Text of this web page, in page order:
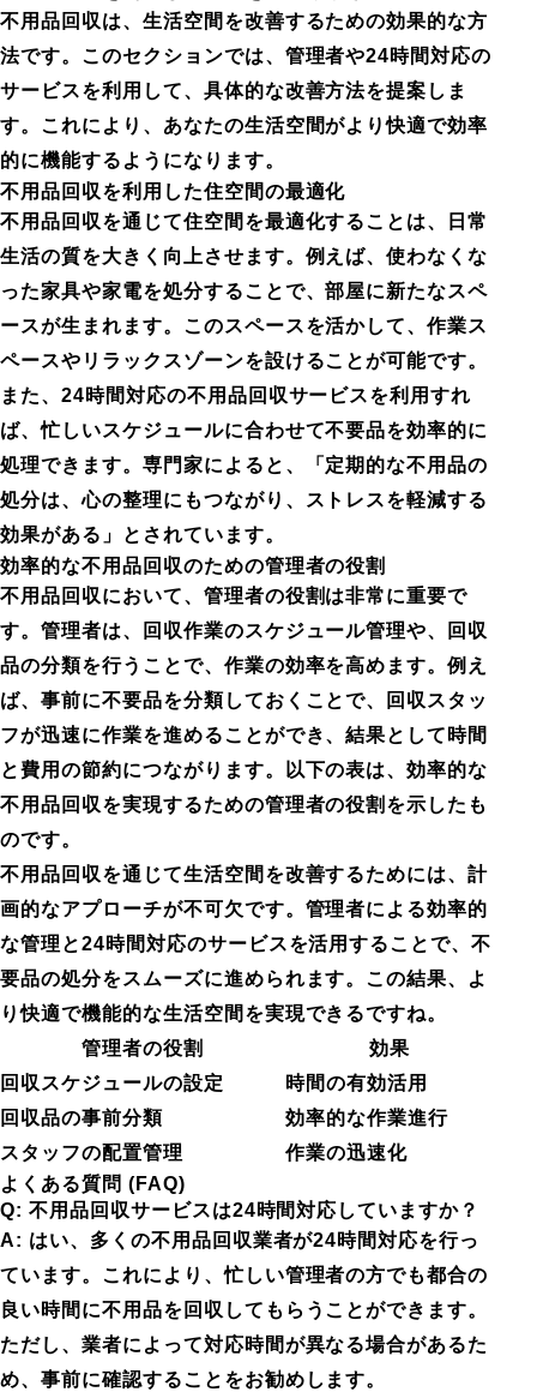
不用品回収は、生活空間を改善するための効果的な方
法です。このセクションでは、管理者や24時間対応の
サービスを利用して、具体的な改善方法を提案しま
す。これにより、あなたの生活空間がより快適で効率
的に機能するようになります。
不用品回収を利用した住空間の最適化
不用品回収を通じて住空間を最適化することは、日常
生活の質を大きく向上させます。例えば、使わなくな
った家具や家電を処分することで、部屋に新たなスペ
ースが生まれます。このスペースを活かして、作業ス
ペースやリラックスゾーンを設けることが可能です。
また、24時間対応の不用品回収サービスを利用すれ
ば、忙しいスケジュールに合わせて不要品を効率的に
処理できます。専門家によると、「定期的な不用品の
処分は、心の整理にもつながり、ストレスを軽減する
効果がある」とされています。
効率的な不用品回収のための管理者の役割
不用品回収において、管理者の役割は非常に重要で
す。管理者は、回収作業のスケジュール管理や、回収
品の分類を行うことで、作業の効率を高めます。例え
ば、事前に不要品を分類しておくことで、回収スタッ
フが迅速に作業を進めることができ、結果として時間
と費用の節約につながります。以下の表は、効率的な
不用品回収を実現するための管理者の役割を示したも
のです。
不用品回収を通じて生活空間を改善するためには、計
画的なアプローチが不可欠です。管理者による効率的
な管理と24時間対応のサービスを活用することで、不
要品の処分をスムーズに進められます。この結果、よ
り快適で機能的な生活空間を実現できるですね。
管理者の役割
効果
回収スケジュールの設定
時間の有効活用
回収品の事前分類
効率的な作業進行
スタッフの配置管理
作業の迅速化
よくある質問 (FAQ)
Q: 不用品回収サービスは24時間対応していますか？
A: はい、多くの不用品回収業者が24時間対応を行っ
ています。これにより、忙しい管理者の方でも都合の
良い時間に不用品を回収してもらうことができます。
ただし、業者によって対応時間が異なる場合があるた
め、事前に確認することをお勧めします。